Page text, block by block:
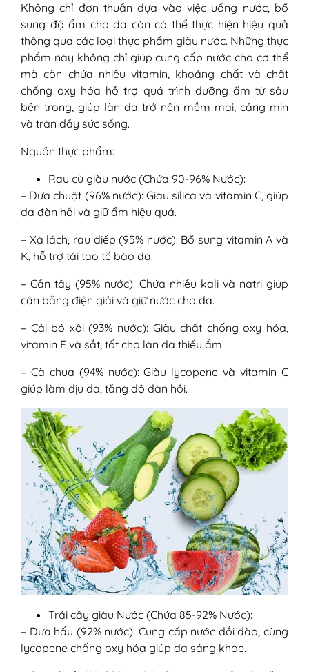
Không chỉ đơn thuần dựa vào việc uống nước, bổ
sung độ ẩm cho da còn có thể thực hiện hiệu quả
thông qua các loại thực phẩm giàu nước. Những thực
phẩm này không chỉ giúp cung cấp nước cho cơ thể
mà còn chứa nhiều vitamin, khoáng chất và chất
chống oxy hóa hỗ trợ quá trình dưỡng ẩm từ sâu
bên trong, giúp làn da trở nên mềm mại, căng mịn
và tràn đầy sức sống.
Nguồn thực phẩm:
Rau củ giàu nước (Chứa 90-96% Nước):
– Dưa chuột (96% nước): Giàu silica và vitamin C, giúp
da đàn hồi và giữ ẩm hiệu quả.
– Xà lách, rau diếp (95% nước): Bổ sung vitamin A và
K, hỗ trợ tái tạo tế bào da.
– Cần tây (95% nước): Chứa nhiều kali và natri giúp
cân bằng điện giải và giữ nước cho da.
– Cải bó xôi (93% nước): Giàu chất chống oxy hóa,
vitamin E và sắt, tốt cho làn da thiếu ẩm.
– Cà chua (94% nước): Giàu lycopene và vitamin C
giúp làm dịu da, tăng độ đàn hồi.
Trái cây giàu Nước (Chứa 85-92% Nước):
– Dưa hấu (92% nước): Cung cấp nước dồi dào, cùng
lycopene chống oxy hóa giúp da sáng khỏe.